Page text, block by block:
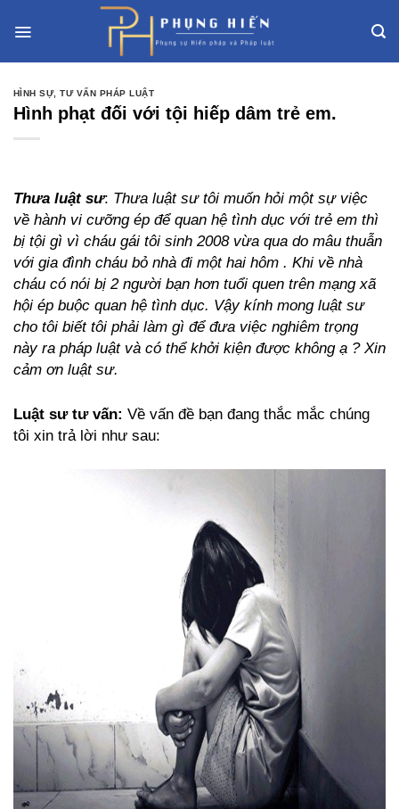
HÌNH SỰ,TƯ VẤN PHÁP LUẬT
Hình phạt đối với tội hiếp dâm trẻ em.
Thưa luật sư: Thưa luật sư tôi muốn hỏi một sự việc
về hành vi cưỡng ép để quan hệ tình dục với trẻ em thì
bị tội gì vì cháu gái tôi sinh 2008 vừa qua do mâu thuẫn
với gia đình cháu bỏ nhà đi một hai hôm . Khi về nhà
cháu có nói bị 2 người bạn hơn tuổi quen trên mạng xã
hội ép buộc quan hệ tình dục. Vậy kính mong luật sư
cho tôi biết tôi phải làm gì để đưa việc nghiêm trọng
này ra pháp luật và có thể khởi kiện được không ạ ? Xin
cảm ơn luật sư.
Luật sư tư vấn: Về vấn đề bạn đang thắc mắc chúng
tôi xin trả lời như sau: